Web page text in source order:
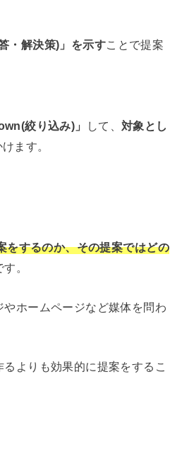
・解決策)」を示すことで提案
絞り込み)」 して、 対象とし
ます。
をするのか、その提案ではどの
。
ホームページなど媒体を問わ
よりも効果的に提案をするこ